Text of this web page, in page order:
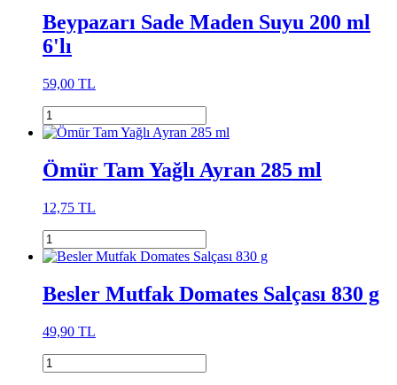
Beypazarı Sade Maden Suyu 200 ml
6'lı
59,00 TL
Ömür Tam Yağlı Ayran 285 ml
12,75 TL
Besler Mutfak Domates Salçası 830 g
49,90 TL